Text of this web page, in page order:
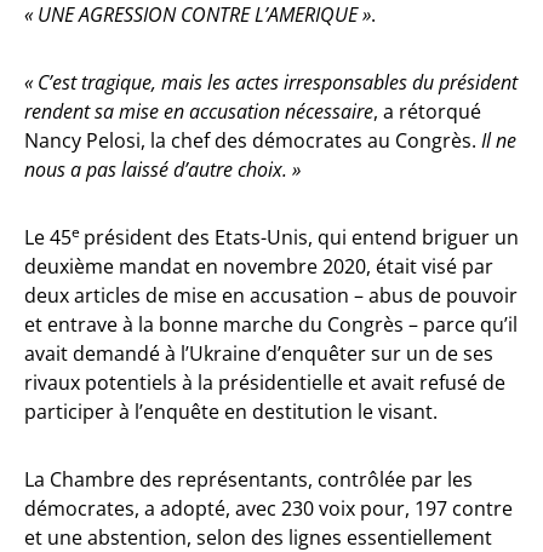
« UNE AGRESSION CONTRE L’AMERIQUE ».
« C’est tragique, mais les actes irresponsables du président
rendent sa mise en accusation nécessaire, a rétorqué
Nancy Pelosi, la chef des démocrates au Congrès. Il ne
nous a pas laissé d’autre choix. »
Le 45e président des Etats-Unis, qui entend briguer un
deuxième mandat en novembre 2020, était visé par
deux articles de mise en accusation – abus de pouvoir
et entrave à la bonne marche du Congrès – parce qu’il
avait demandé à l’Ukraine d’enquêter sur un de ses
rivaux potentiels à la présidentielle et avait refusé de
participer à l’enquête en destitution le visant.
La Chambre des représentants, contrôlée par les
démocrates, a adopté, avec 230 voix pour, 197 contre
et une abstention, selon des lignes essentiellement